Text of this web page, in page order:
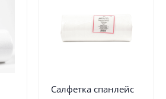
Салфетка спанлейс